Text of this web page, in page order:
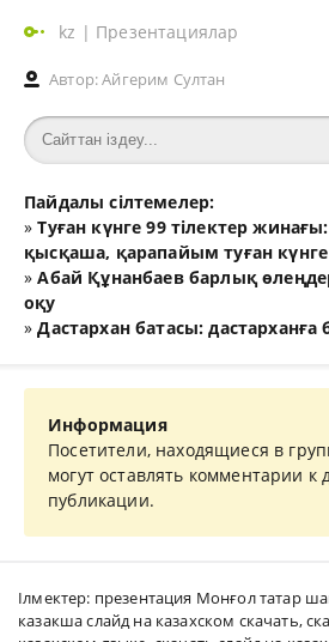
kz | Презентациялар
Автор:Айгерим Султан
Пайдалы сілтемелер:
»Туған күнге 99 тілектер
қысқаша, қарапайым туған күнге
»Абай Құнанбаев барлық
оқу
»Дастархан батасы: дастарханға
Информация
Посетители, находящиеся в
могут оставлять комментарии к
публикации.
Ілмектер: презентация Монғол татар
казакша слайд на казахском скачать,